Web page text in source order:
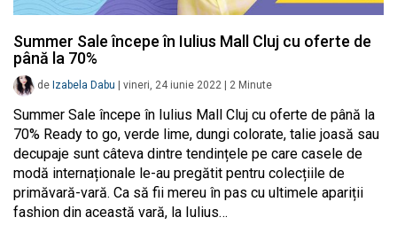
Summer Sale începe în Iulius Mall Cluj cu oferte de
până la 70%
de Izabela Dabu vineri, 24 iunie 2022 2 Minute
Summer Sale începe în Iulius Mall Cluj cu oferte de până la
70% Ready to go, verde lime, dungi colorate, talie joasă sau
decupaje sunt câteva dintre tendințele pe care casele de
modă internaționale le-au pregătit pentru colecțiile de
primăvară-vară. Ca să fii mereu în pas cu ultimele apariții
fashion din această vară, la Iulius…